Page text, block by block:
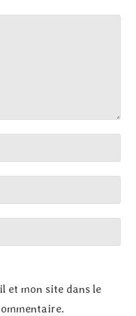
et mon site dans le